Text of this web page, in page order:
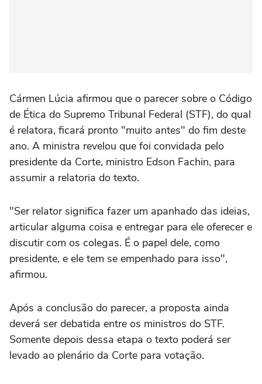
Cármen Lúcia afirmou que o parecer sobre o Código
de Ética do Supremo Tribunal Federal (STF), do qual
é relatora, ficará pronto "muito antes" do fim deste
ano. A ministra revelou que foi convidada pelo
presidente da Corte, ministro Edson Fachin, para
assumir a relatoria do texto.
"Ser relator significa fazer um apanhado das ideias,
articular alguma coisa e entregar para ele oferecer e
discutir com os colegas. É o papel dele, como
presidente, e ele tem se empenhado para isso",
afirmou.
Após a conclusão do parecer, a proposta ainda
deverá ser debatida entre os ministros do STF.
Somente depois dessa etapa o texto poderá ser
levado ao plenário da Corte para votação.